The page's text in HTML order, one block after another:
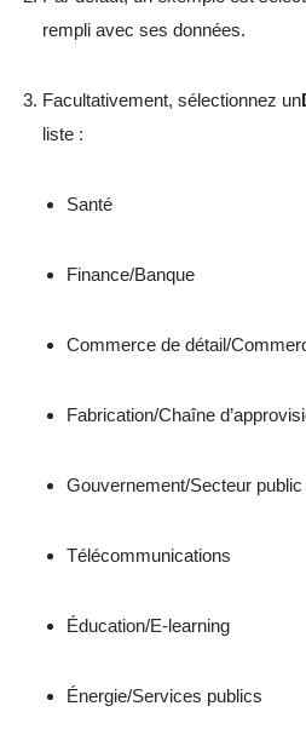
rempli avec ses données.
Facultativement, sélectionnez un
liste :
Santé
Finance/Banque
Commerce de détail/
Fabrication/Chaîne
Gouvernement/Secteur public
Télécommunications
Éducation/E-learning
Énergie/Services publics